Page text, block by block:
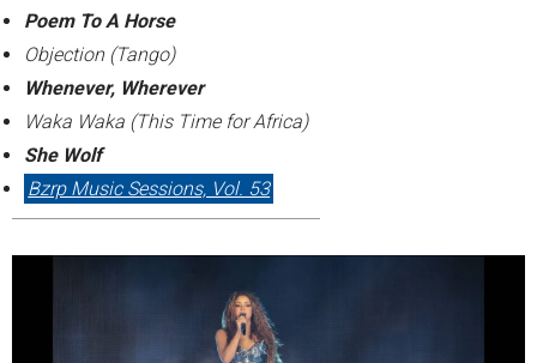
Poem To A Horse
Objection (Tango)
Whenever, Wherever
Waka Waka (This Time for Africa)
She Wolf
Bzrp Music Sessions, Vol. 53